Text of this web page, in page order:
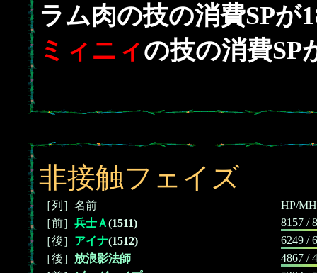
ラム肉の技の消費SPが
ミィニィの技の消費SP
非接触フェイズ
［列］名前
HP/
［前］ 兵士Ａ(1511)
8157 /
［後］ アイナ(1512)
6249 /
［後］ 放浪影法師
4867 /